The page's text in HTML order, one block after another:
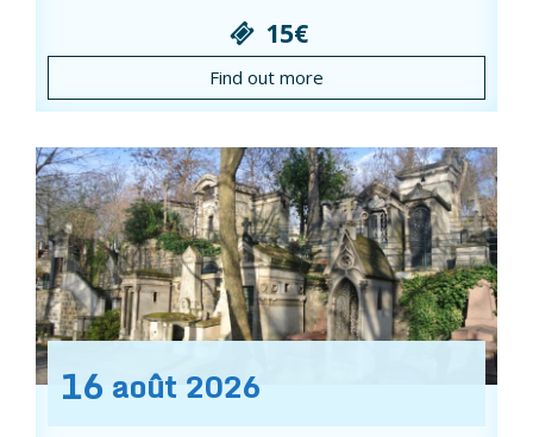
15€
Find out more
16 août 2026